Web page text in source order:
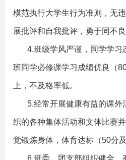
模范执行大学生行为准则，无
展批评和自我批评，勇于同不良
4.班级学风严谨，同学学习
班同学必修课学习成绩优良（
上，不及格率低。
5.经常开展健康有益的课外
织的各种集体活动和文体比赛
觉锻炼身体，体育达标（50分
6.班委、团支部组织健全，